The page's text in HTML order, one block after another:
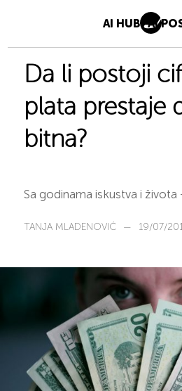
AI HUB AI
Da li postoji
plata prestaje
bitna?
Sa godinama iskustva i
TANJA MLADENOVIĆ — 19/07/